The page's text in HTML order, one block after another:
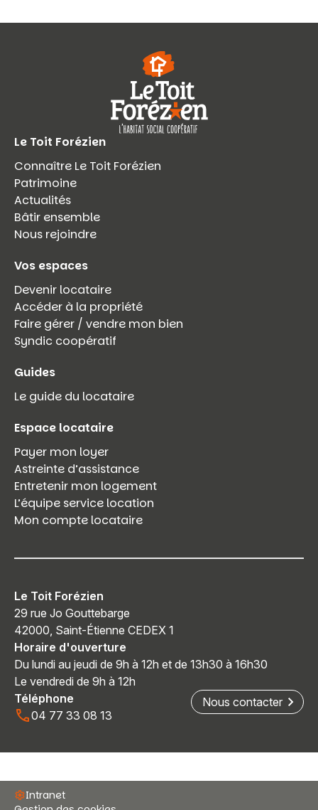
Le Toit Forézien
Connaître Le Toit Forézien
Patrimoine
Actualités
Bâtir ensemble
Nous rejoindre
Vos espaces
Devenir locataire
Accéder à la propriété
Faire gérer / vendre mon bien
Syndic coopératif
Guides
Le guide du locataire
Espace locataire
Payer mon loyer
Astreinte d’assistance
Entretenir mon logement
L’équipe service location
Mon compte locataire
Le Toit Forézien
29 rue Jo Gouttebarge
42000, Saint-Étienne CEDEX 1
Horaire d'ouverture
Du lundi au jeudi de 9h à 12h et de 13h30 à 16h30
Le vendredi de 9h à 12h
Téléphone
04 77 33 08 13
Nous contacter
Intranet